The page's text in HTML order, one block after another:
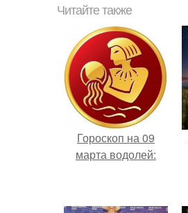
Читайте также
Гороскоп на 09
марта водолей: